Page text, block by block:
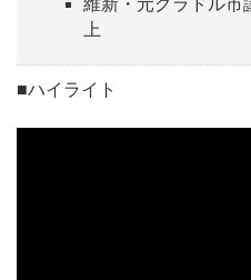
上
■ハイライト